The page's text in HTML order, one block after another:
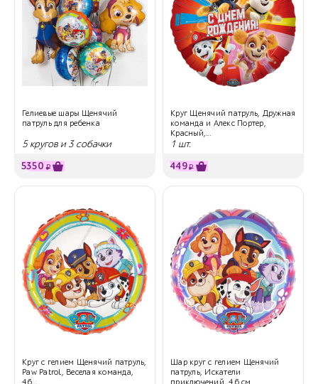
Гелиевые шары Щенячий
патруль для ребенка
5 кругов и 3 собачки
5350 ₽
Круг Щенячий патруль, Дружная
команда и Алекс Портер,
Красный,...
1 шт.
449₽
Круг с гелием Щенячий патруль,
Paw Patrol, Веселая команда,
46...
Шар круг с гелием Щенячий
патруль, Искатели
приключений, 46 см